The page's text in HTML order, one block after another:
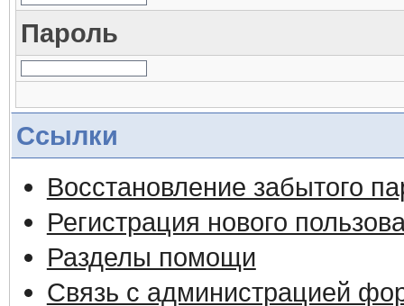
Пароль
Ссылки
Восстановление забытого
Регистрация нового
Разделы помощи
Связь с администрацией